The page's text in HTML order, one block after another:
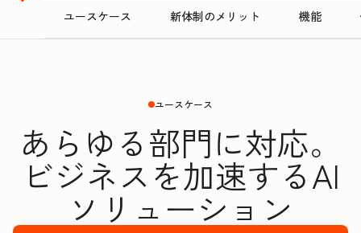
ユースケース 新体制のメリット 機能
ユースケース
あらゆる部門に対応。
ビジネスを加速するAI
ソリューション